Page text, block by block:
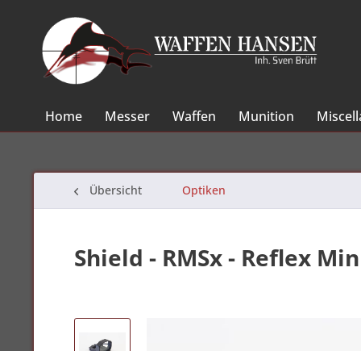
Home Messer Waffen Munition
Übersicht Optiken
Shield - RMSx - Reflex